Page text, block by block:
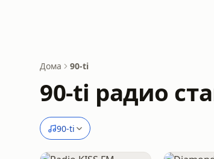
Дома 90-ti
90-ti радио
90-ti